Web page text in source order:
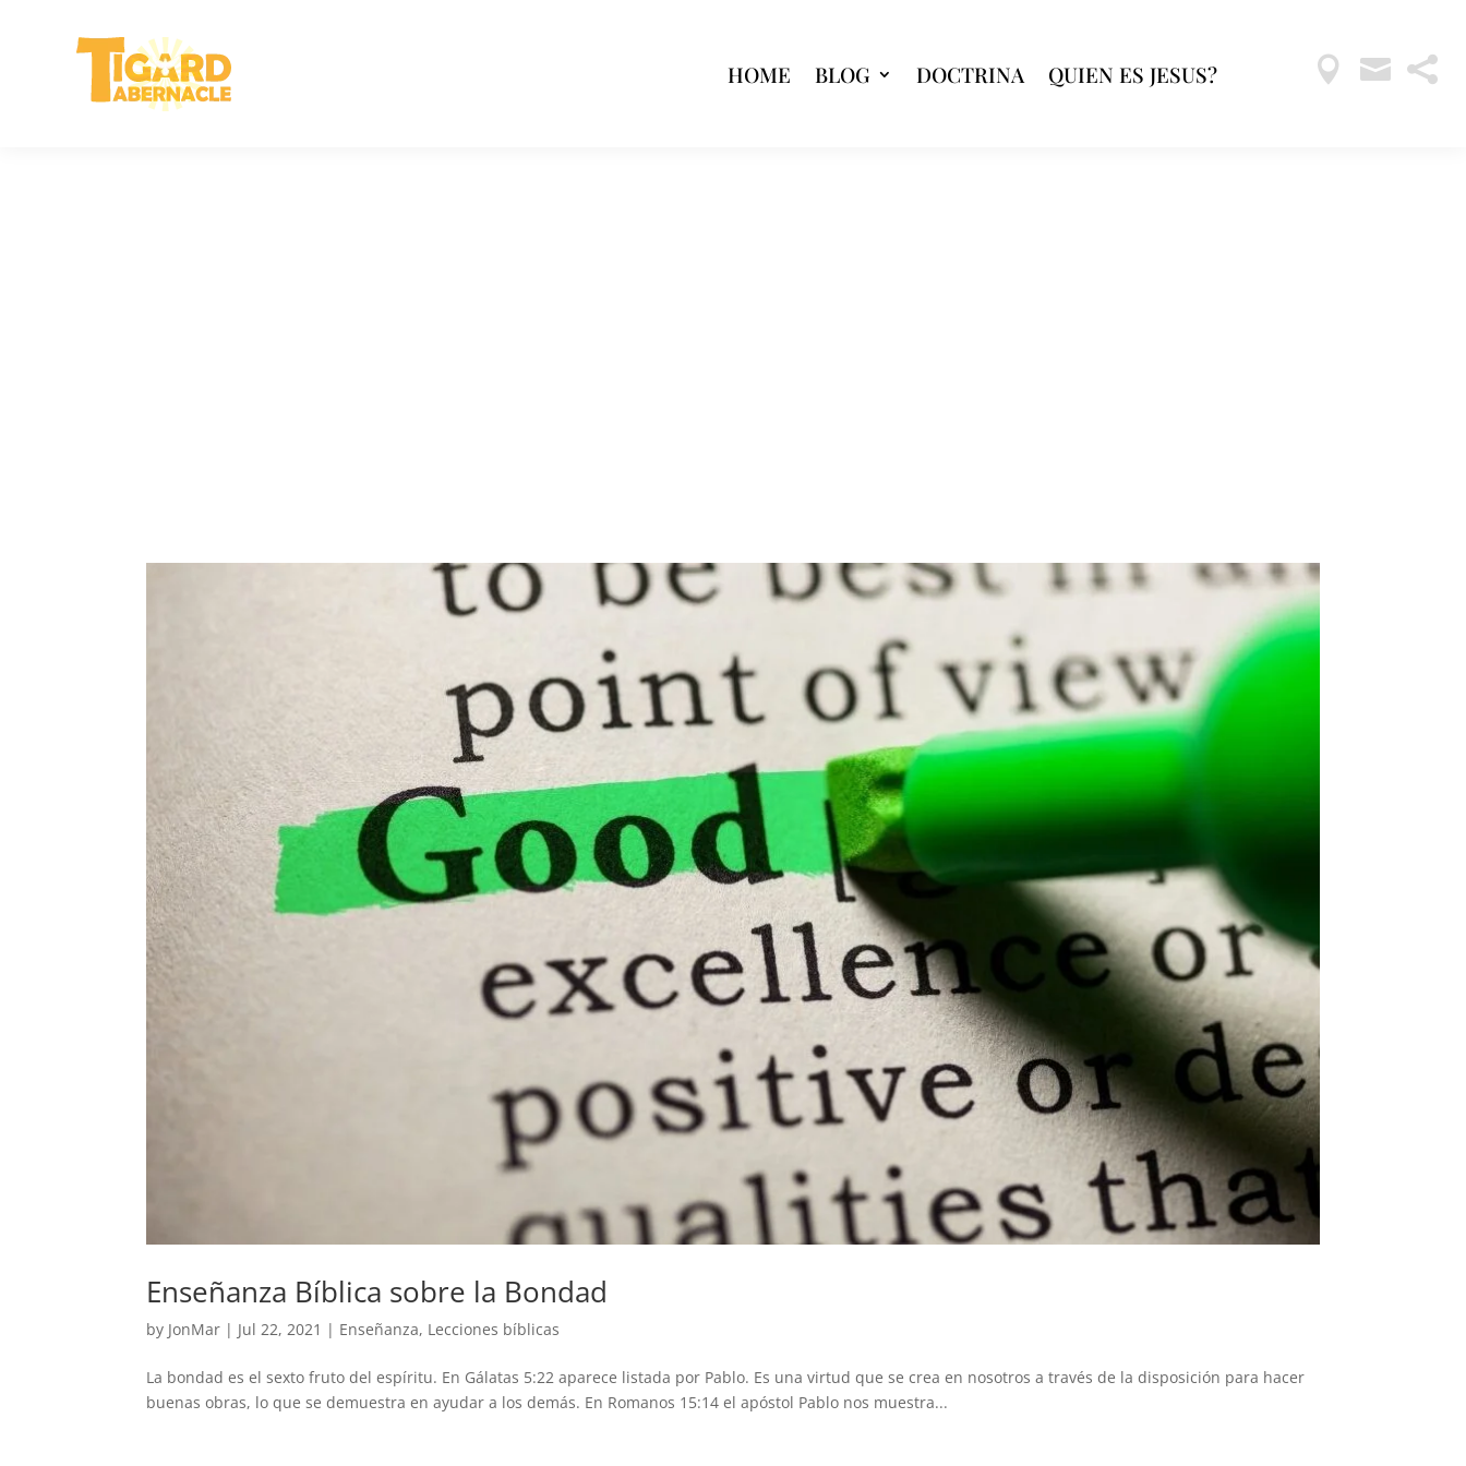
HOME BLOG DOCTRINA QUIEN ES JESUS?   
Enseñanza Bíblica sobre la Bondad
by JonMar | Jul 22, 2021 | Enseñanza, Lecciones bíblicas
La bondad es el sexto fruto del espíritu. En Gálatas 5:22 aparece listada por Pablo. Es una virtud que se crea en nosotros a través de la disposición para hacer
buenas obras, lo que se demuestra en ayudar a los demás. En Romanos 15:14 el apóstol Pablo nos muestra...